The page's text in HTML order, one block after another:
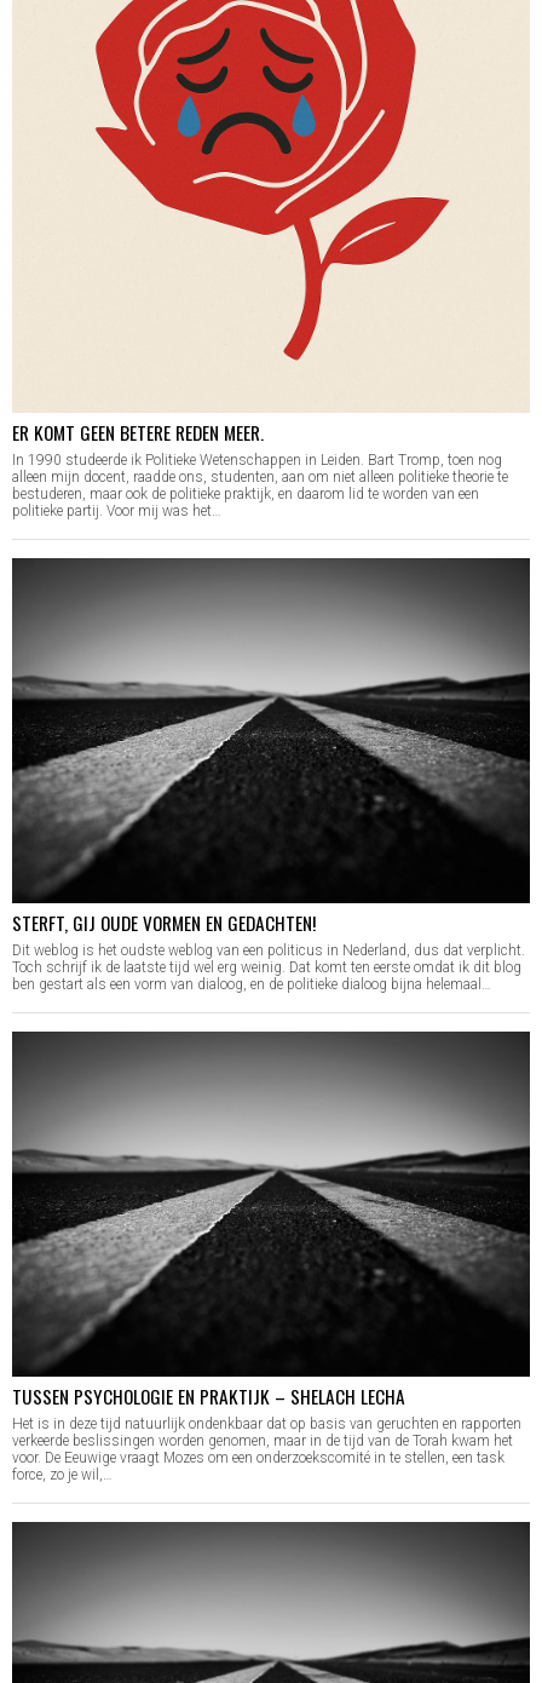
ER KOMT GEEN BETERE REDEN MEER.
In 1990 studeerde ik Politieke Wetenschappen in Leiden. Bart Tromp, toen nog
alleen mijn docent, raadde ons, studenten, aan om niet alleen politieke theorie te
bestuderen, maar ook de politieke praktijk, en daarom lid te worden van een
politieke partij. Voor mij was het…
STERFT, GIJ OUDE VORMEN EN GEDACHTEN!
Dit weblog is het oudste weblog van een politicus in Nederland, dus dat verplicht.
Toch schrijf ik de laatste tijd wel erg weinig. Dat komt ten eerste omdat ik dit blog
ben gestart als een vorm van dialoog, en de politieke dialoog bijna helemaal…
TUSSEN PSYCHOLOGIE EN PRAKTIJK – SHELACH LECHA
Het is in deze tijd natuurlijk ondenkbaar dat op basis van geruchten en rapporten
verkeerde beslissingen worden genomen, maar in de tijd van de Torah kwam het
voor. De Eeuwige vraagt Mozes om een onderzoekscomité in te stellen, een task
force, zo je wil,…